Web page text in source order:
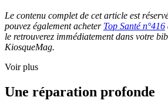
Le contenu complet de cet article est
pouvez également acheter Top Santé n°416
le retrouverez immédiatement dans votre
KiosqueMag.
Voir plus
Une réparation profonde